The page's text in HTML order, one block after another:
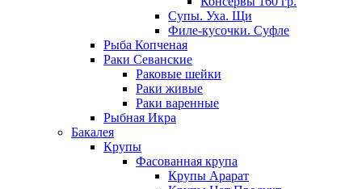
Супы. Уха. Щи
Филе-кусочки. Суфле
Рыба Копченая
Раки Севанские
Раковые шейки
Раки живые
Раки варенные
Рыбная Икра
Бакалея
Крупы
Фасованная крупа
Крупы Арарат